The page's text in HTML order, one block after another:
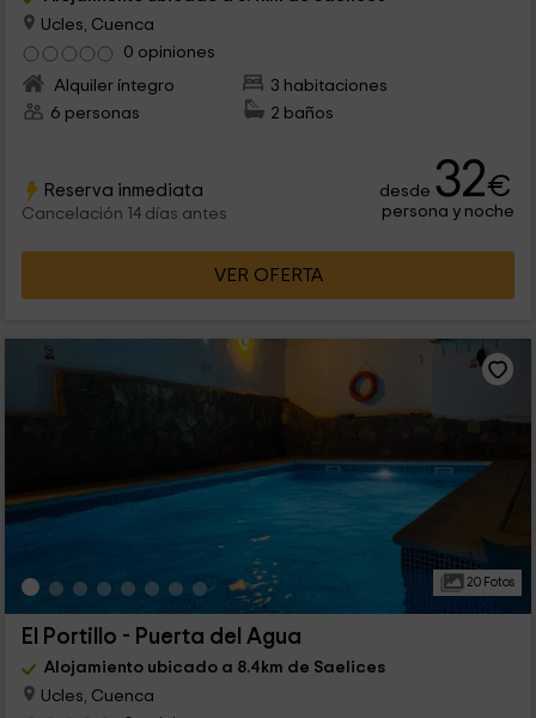
Ucles, Cuenca
0 opiniones
Alquiler íntegro
3 habitaciones
6 personas
2 baños
Reserva inmediata
Cancelación 14 días antes
desde 32€
persona y noche
VER OFERTA
20 Fotos
El Portillo - Puerta del Agua
Alojamiento ubicado a 8.4km de Saelices
Ucles, Cuenca